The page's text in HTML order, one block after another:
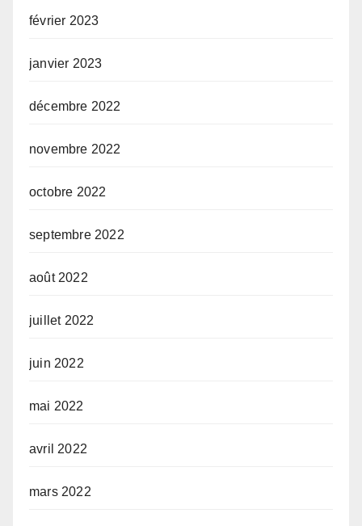
février 2023
janvier 2023
décembre 2022
novembre 2022
octobre 2022
septembre 2022
août 2022
juillet 2022
juin 2022
mai 2022
avril 2022
mars 2022